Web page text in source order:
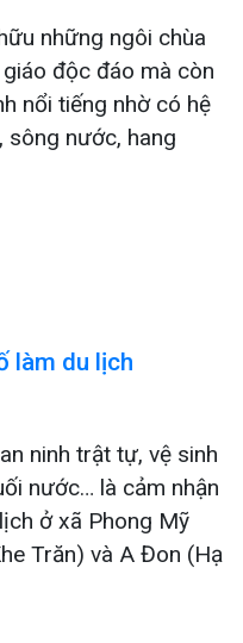
những ngôi chùa
độc đáo mà còn
nổi tiếng nhờ có hệ
sông nước, hang
làm du lịch
ninh trật tự, vệ sinh
nước… là cảm nhận
ở xã Phong Mỹ
Trăn) và A Đon (Hạ